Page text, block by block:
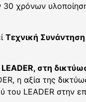
χρόνων
Τεχνική Συνάντηση
στη
η αξία της
του LEADER στην